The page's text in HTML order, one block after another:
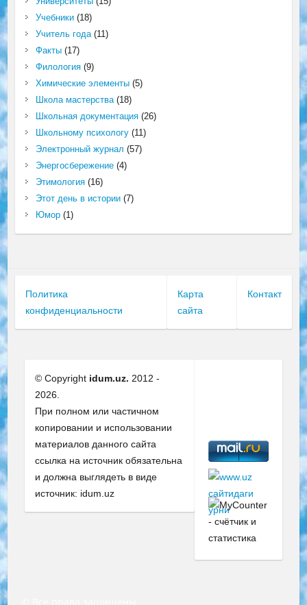
Учебники(18)
Учитель года(11)
Факты(17)
Филология(9)
Химические элементы(5)
Школа мастерства(18)
Школьная документация(26)
Школьному психологу(11)
Электронный журнал (57)
Энергосбережение(4)
Этимология(16)
Этот день в истории(7)
Юмор(1)
Политика
конфиденциальности
Карта
сайта
Контакт
© Copyright idum.uz. 2012 -
2026.
При полном или частичном
копировании и использовании
материалов данного сайта
ссылка на источник обязательна
и должна выглядеть в виде
источник: idum.uz